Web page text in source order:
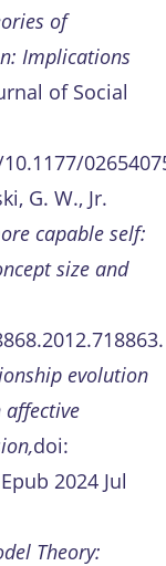
of
Implications
of Social
G. W., Jr.
capable self:
size and
evolution
doi:
2024 Jul
Theory: